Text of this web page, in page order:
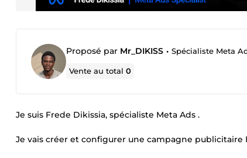
Proposé par Mr_DIKISS • Spécialiste Meta
Vente au total0
Je suis Frede Dikissia, spécialiste Meta Ads .
Je vais créer et configurer une campagne